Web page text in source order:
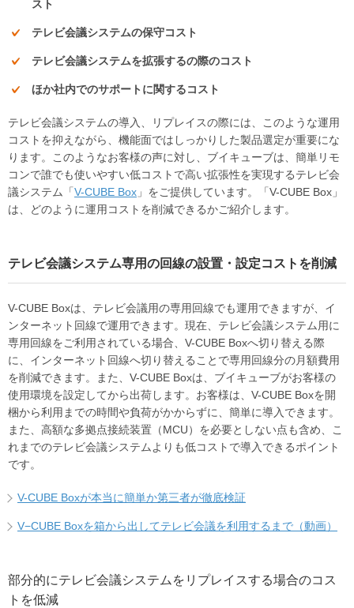
スト
テレビ会議システムの保守コスト
テレビ会議システムを拡張するの際のコスト
ほか社内でのサポートに関するコスト
テレビ会議システムの導入、リプレイスの際には、このような運用
コストを抑えながら、機能面ではしっかりした製品選定が重要にな
ります。このようなお客様の声に対し、ブイキューブは、簡単リモ
コンで誰でも使いやすい低コストで高い拡張性を実現するテレビ会
議システム「 V-CUBE Box 」をご提供しています。「V-CUBE Box」
は、どのように運用コストを削減できるかご紹介します。
テレビ会議システム専用の回線の設置・設定コストを削減
V-CUBE Boxは、テレビ会議用の専用回線でも運用できますが、イ
ンターネット回線で運用できます。現在、テレビ会議システム用に
専用回線をご利用されている場合、V-CUBE Boxへ切り替える際
に、インターネット回線へ切り替えることで専用回線分の月額費用
を削減できます。また、V-CUBE Boxは、ブイキューブがお客様の
使用環境を設定してから出荷します。お客様は、V-CUBE Boxを開
梱から利用までの時間や負荷がかからずに、簡単に導入できます。
また、高額な多拠点接続装置（MCU）を必要としない点も含め、こ
れまでのテレビ会議システムよりも低コストで導入できるポイント
です。
V-CUBE Boxが本当に簡単か第三者が徹底検証
V−CUBE Boxを箱から出してテレビ会議を利用するまで（動画）
部分的にテレビ会議システムをリプレイスする場合のコス
トを低減